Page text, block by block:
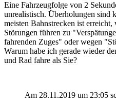
Eine Fahrzeugfolge von 2
unrealistisch. Überholungen sind
meisten Bahnstrecken ist
Störungen führen zu
fahrenden Zuges" oder wegen
Warum habe ich gerade wieder
und Rad fahre als Sie?
Am 28.11.2019 um 23:05